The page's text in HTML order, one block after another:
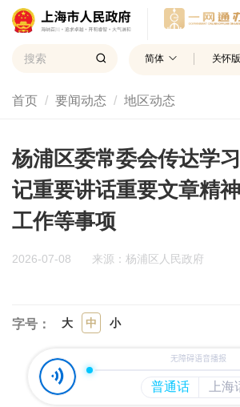
简体 关怀版
首页 要闻动态 地区动态
杨浦区委常委会传达学
记重要讲话重要文章精
工作等事项
2026-07-08 来源：杨浦区人民政府
字号： 大 中 小